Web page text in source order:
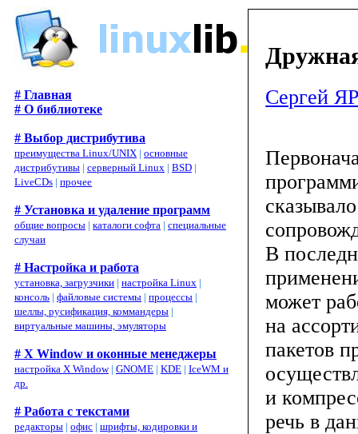
# Главная
# О библиотеке
# Выбор дистрибутива
преимущества Linux/UNIX | основные
дистрибутивы | серверный Linux | BSD |
LiveCDs | прочее
# Установка и удаление программ
общие вопросы | каталоги софта | специальные
случаи
# Настройка и работа
установка, загрузчики | настройка Linux |
консоль | файловые системы | процессы |
шеллы, русификация, коммандеры |
виртуальные машины, эмуляторы
# X Window и оконные менеджеры
настройка X Window| GNOME | KDE | IceWM и
др.
# Работа с текстами
редакторы | офис | шрифты, кодировки и
Сергей
В
может
на
пакетов
и
речь в